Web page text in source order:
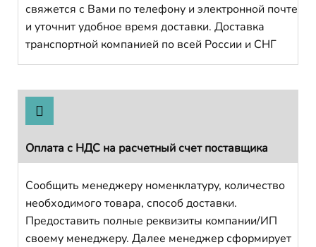
свяжется с Вами по телефону и электронной почте
и уточнит удобное время доставки. Доставка
транспортной компанией по всей России и СНГ
Оплата с НДС на расчетный счет поставщика
Сообщить менеджеру номенклатуру, количество
необходимого товара, способ доставки.
Предоставить полные реквизиты компании/ИП
своему менеджеру. Далее менеджер сформирует